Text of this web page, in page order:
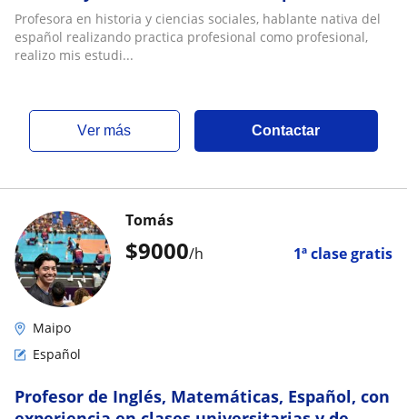
Profesora en historia y ciencias sociales, hablante nativa del
español realizando practica profesional como profesional,
realizo mis estudi...
ver más Contactar
$9000/h 1ª clase gratis
Tomás
Maipo
Español
Profesor de Inglés, Matemáticas, Español, con